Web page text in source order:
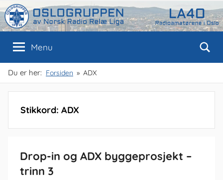
Skip
to
content
Oslogruppen
av
NRRL
Oslo
Menu
Du er her: Forsiden ADX
Stikkord: ADX
Drop-in og ADX byggeprosjekt –
trinn 3